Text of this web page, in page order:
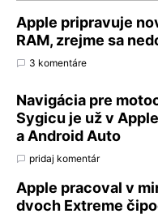
Apple pripravuje
RAM, zrejme sa
3 komentáre
Navigácia pre
Sygicu je už v
a Android Auto
pridaj komentár
Apple pracoval v
dvoch Extreme